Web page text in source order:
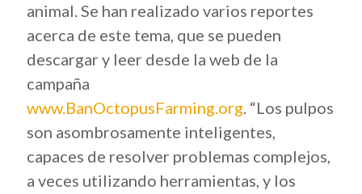
animal. Se han realizado varios reportes
acerca de este tema, que se pueden
descargar y leer desde la web de la
campaña
www.BanOctopusFarming.org. “Los pulpos
son asombrosamente inteligentes,
capaces de resolver problemas complejos,
a veces utilizando herramientas, y los